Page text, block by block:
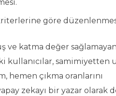
göre
ve katma değer
kullanıcılar, samimiyetten
çıkma oranlarını
zekayı bir yazar olarak